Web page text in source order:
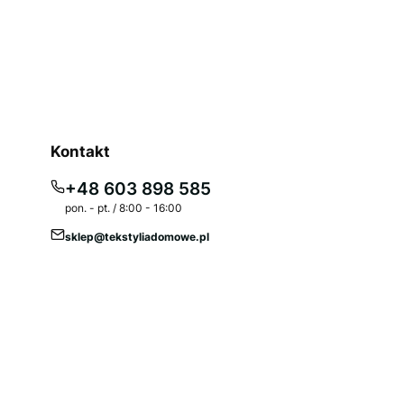
Kontakt
+48 603 898 585
pon. - pt. / 8:00 - 16:00
sklep@tekstyliadomowe.pl